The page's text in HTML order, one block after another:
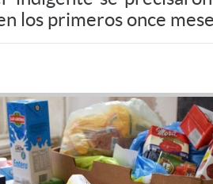
los primeros once